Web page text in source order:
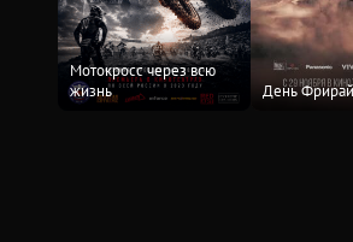
Мотокросс через всю
жизнь
День